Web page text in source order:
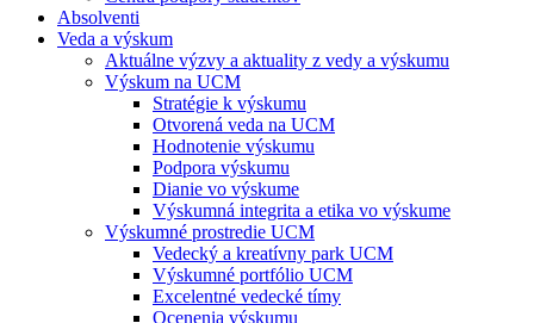
Absolventi
Veda a výskum
Aktuálne výzvy a aktuality z vedy a výskumu
Výskum na UCM
Stratégie k výskumu
Otvorená veda na UCM
Hodnotenie výskumu
Podpora výskumu
Dianie vo výskume
Výskumná integrita a etika vo výskume
Výskumné prostredie UCM
Vedecký a kreatívny park UCM
Výskumné portfólio UCM
Excelentné vedecké tímy
Ocenenia výskumu